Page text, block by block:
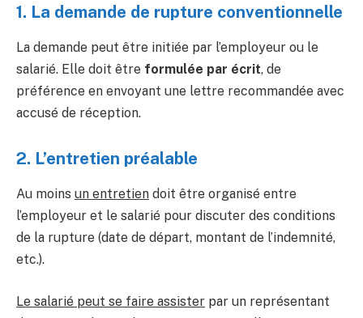
1. La demande de rupture conventionnelle
La demande peut être initiée par l’employeur ou le
salarié. Elle doit être formulée par écrit, de
préférence en envoyant une lettre recommandée avec
accusé de réception.
2. L’entretien préalable
Au moins un entretien doit être organisé entre
l’employeur et le salarié pour discuter des conditions
de la rupture (date de départ, montant de l’indemnité,
etc.).
Le salarié peut se faire assister par un représentant